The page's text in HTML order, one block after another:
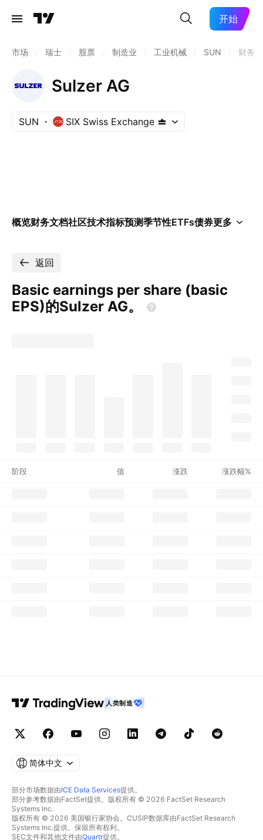
开始
市场 瑞士 股票 制造业 工业机械 SUN 财务
Sulzer AG
SUN SIX Swiss Exchange
概览财务文档社区技术指标预测季节性ETFs债券更多
返回
Basic earnings per share (basic
EPS)的Sulzer AG。
阶段 值 涨跌 涨跌幅%
人类制造
简体中文
部分市场数据由ICE Data Services提供。
部分参考数据由FactSet提供。版权所有 © 2026 FactSet Research
Systems Inc.
版权所有 © 2026 美国银行家协会。CUSIP数据库由FactSet Research
Systems Inc.提供。保留所有权利。
SEC文件和其他文件由Quartr提供。